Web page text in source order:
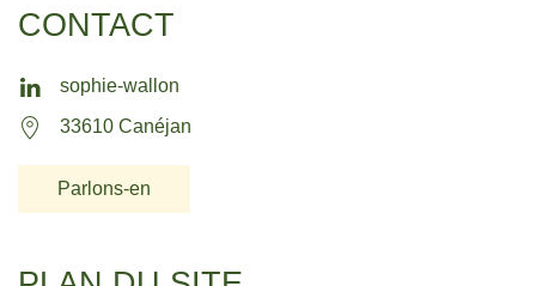
CONTACT
sophie-wallon
33610 Canéjan
Parlons-en